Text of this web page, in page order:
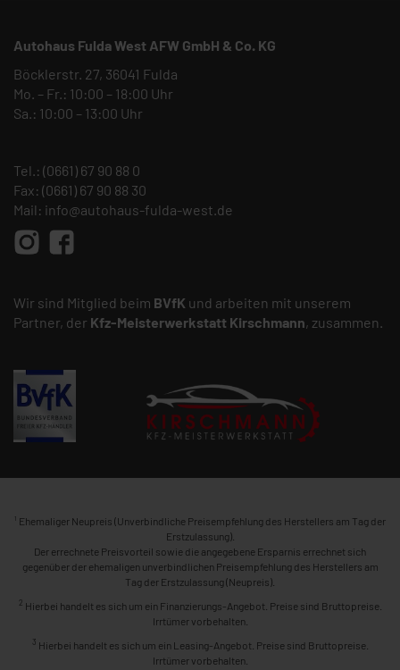
Autohaus Fulda West AFW GmbH & Co. KG
Böcklerstr. 27, 36041 Fulda
Mo. – Fr.: 10:00 – 18:00 Uhr
Sa.: 10:00 – 13:00 Uhr
Tel.: (0661) 67 90 88 0
Fax: (0661) 67 90 88 30
Mail: info@autohaus-fulda-west.de
Wir sind Mitglied beim BVfK und arbeiten mit unserem
Partner, der Kfz-Meisterwerkstatt Kirschmann, zusammen.
1 Ehemaliger Neupreis (Unverbindliche Preisempfehlung des Herstellers am Tag der
Erstzulassung).
Der errechnete Preisvorteil sowie die angegebene Ersparnis errechnet sich
gegenüber der ehemaligen unverbindlichen Preisempfehlung des Herstellers am
Tag der Erstzulassung (Neupreis).
2 Hierbei handelt es sich um ein Finanzierungs-Angebot. Preise sind Bruttopreise.
Irrtümer vorbehalten.
3 Hierbei handelt es sich um ein Leasing-Angebot. Preise sind Bruttopreise.
Irrtümer vorbehalten.